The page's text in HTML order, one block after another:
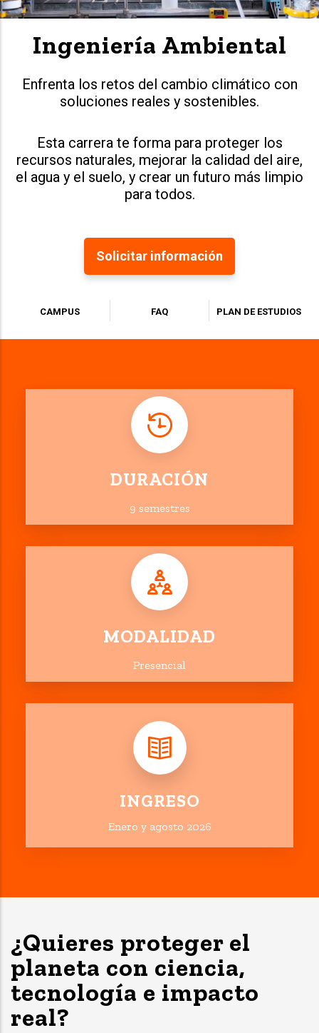
Ingeniería Ambiental
Enfrenta los retos del cambio climático con
soluciones reales y sostenibles.
Esta carrera te forma para proteger los
recursos naturales, mejorar la calidad del aire,
el agua y el suelo, y crear un futuro más limpio
para todos.
Solicitar información
CAMPUS FAQ PLAN DE ESTUDIOS
DURACIÓN
9 semestres
MODALIDAD
Presencial
INGRESO
Enero y agosto 2026
¿Quieres proteger el
planeta con ciencia,
tecnología e impacto
real?